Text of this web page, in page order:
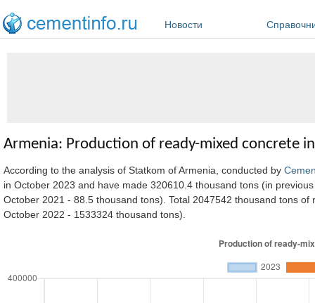
Новости
Armenia: Production of ready-mixed concrete
According to the analysis of Statkom of Armenia, conducted by
in October 2023 and have made 320610.4 thousand tons (in
October 2021 - 88.5 thousand tons). Total 2047542 thousand tons
October 2022 - 1533324 thousand tons).